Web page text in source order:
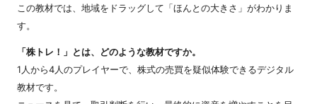
この教材では、地域をドラッグして「ほんとの大きさ」がわかりま
す。
「株トレ！」とは、どのような教材ですか。
1人から4人のプレイヤーで、株式の売買を疑似体験できるデジタル
教材です。